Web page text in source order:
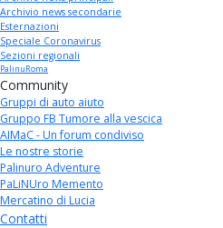
Archivio news secondarie
Esternazioni
Speciale Coronavirus
Sezioni regionali
PalinuRoma
Community
Gruppi di auto aiuto
Gruppo FB Tumore alla vescica
AIMaC - Un forum condiviso
Le nostre storie
Palinuro Adventure
PaLiNUro Memento
Mercatino di Lucia
Contatti